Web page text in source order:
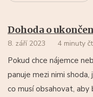
Dohoda o
8. září 2023 4 minuty
Pokud chce nájemce
panuje mezi nimi shoda,
co musí obsahovat,